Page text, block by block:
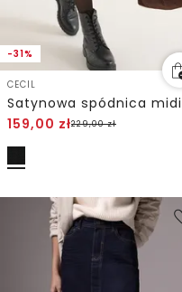
-31%
CECIL
Satynowa spódnica midi
159,00 zł229,00zł